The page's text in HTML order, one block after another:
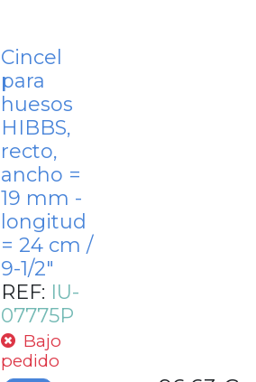
Cincel
para
huesos
HIBBS,
recto,
ancho =
19 mm -
longitud
= 24 cm /
9-1/2"
REF: IU-
07775P
Bajo
pedido